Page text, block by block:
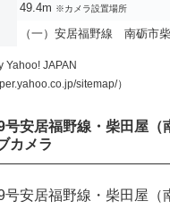
49.4m ※カメラ設置場所
（一）安居福野線 南砺市
Yahoo! JAPAN
sitemap/）
号安居福野線・柴田屋（
カメラ
号安居福野線・柴田屋（